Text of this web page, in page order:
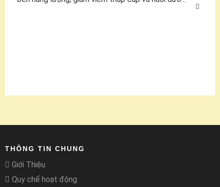
THÔNG TIN CHUNG
Giới Thiệu
Quy chế hoạt động